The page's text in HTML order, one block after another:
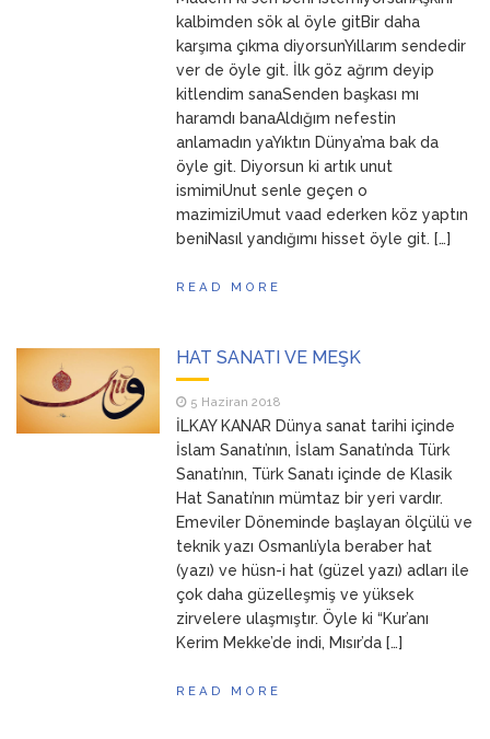
ANNEMkalbimden sök al öyle gitBir daha
karşıma çıkma diyorsunYıllarım sendedir
ver de öyle git. İlk göz ağrım deyip
kitlendim sanaSenden başkası mı
haramdı banaAldığım nefestin
anlamadın yaYıktın Dünya’ma bak da
öyle git. Diyorsun ki artık unut
ismimiUnut senle geçen o
mazimiziUmut vaad ederken köz yaptın
beniNasıl yandığımı hisset öyle git. […]
READ MORE
HAT SANATI VE MEŞK
5 Haziran 2018
İLKAY KANAR Dünya sanat tarihi içinde
İslam Sanatı’nın, İslam Sanatı’nda Türk
Sanatı’nın, Türk Sanatı içinde de Klasik
Hat Sanatı’nın mümtaz bir yeri vardır.
Emeviler Döneminde başlayan ölçülü ve
teknik yazı Osmanlı’yla beraber hat
(yazı) ve hüsn-i hat (güzel yazı) adları ile
çok daha güzelleşmiş ve yüksek
zirvelere ulaşmıştır. Öyle ki “Kur’anı
Kerim Mekke’de indi, Mısır’da […]
READ MORE